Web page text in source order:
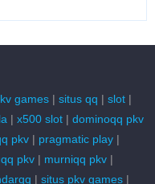
games | situs qq | slot |
| x500 slot | dominoqq pkv
pkv | pragmatic play |
pkv | murniqq pkv |
| situs pkv games |